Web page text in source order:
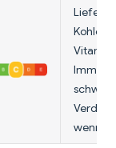
Liefert
Vitamin
wenn